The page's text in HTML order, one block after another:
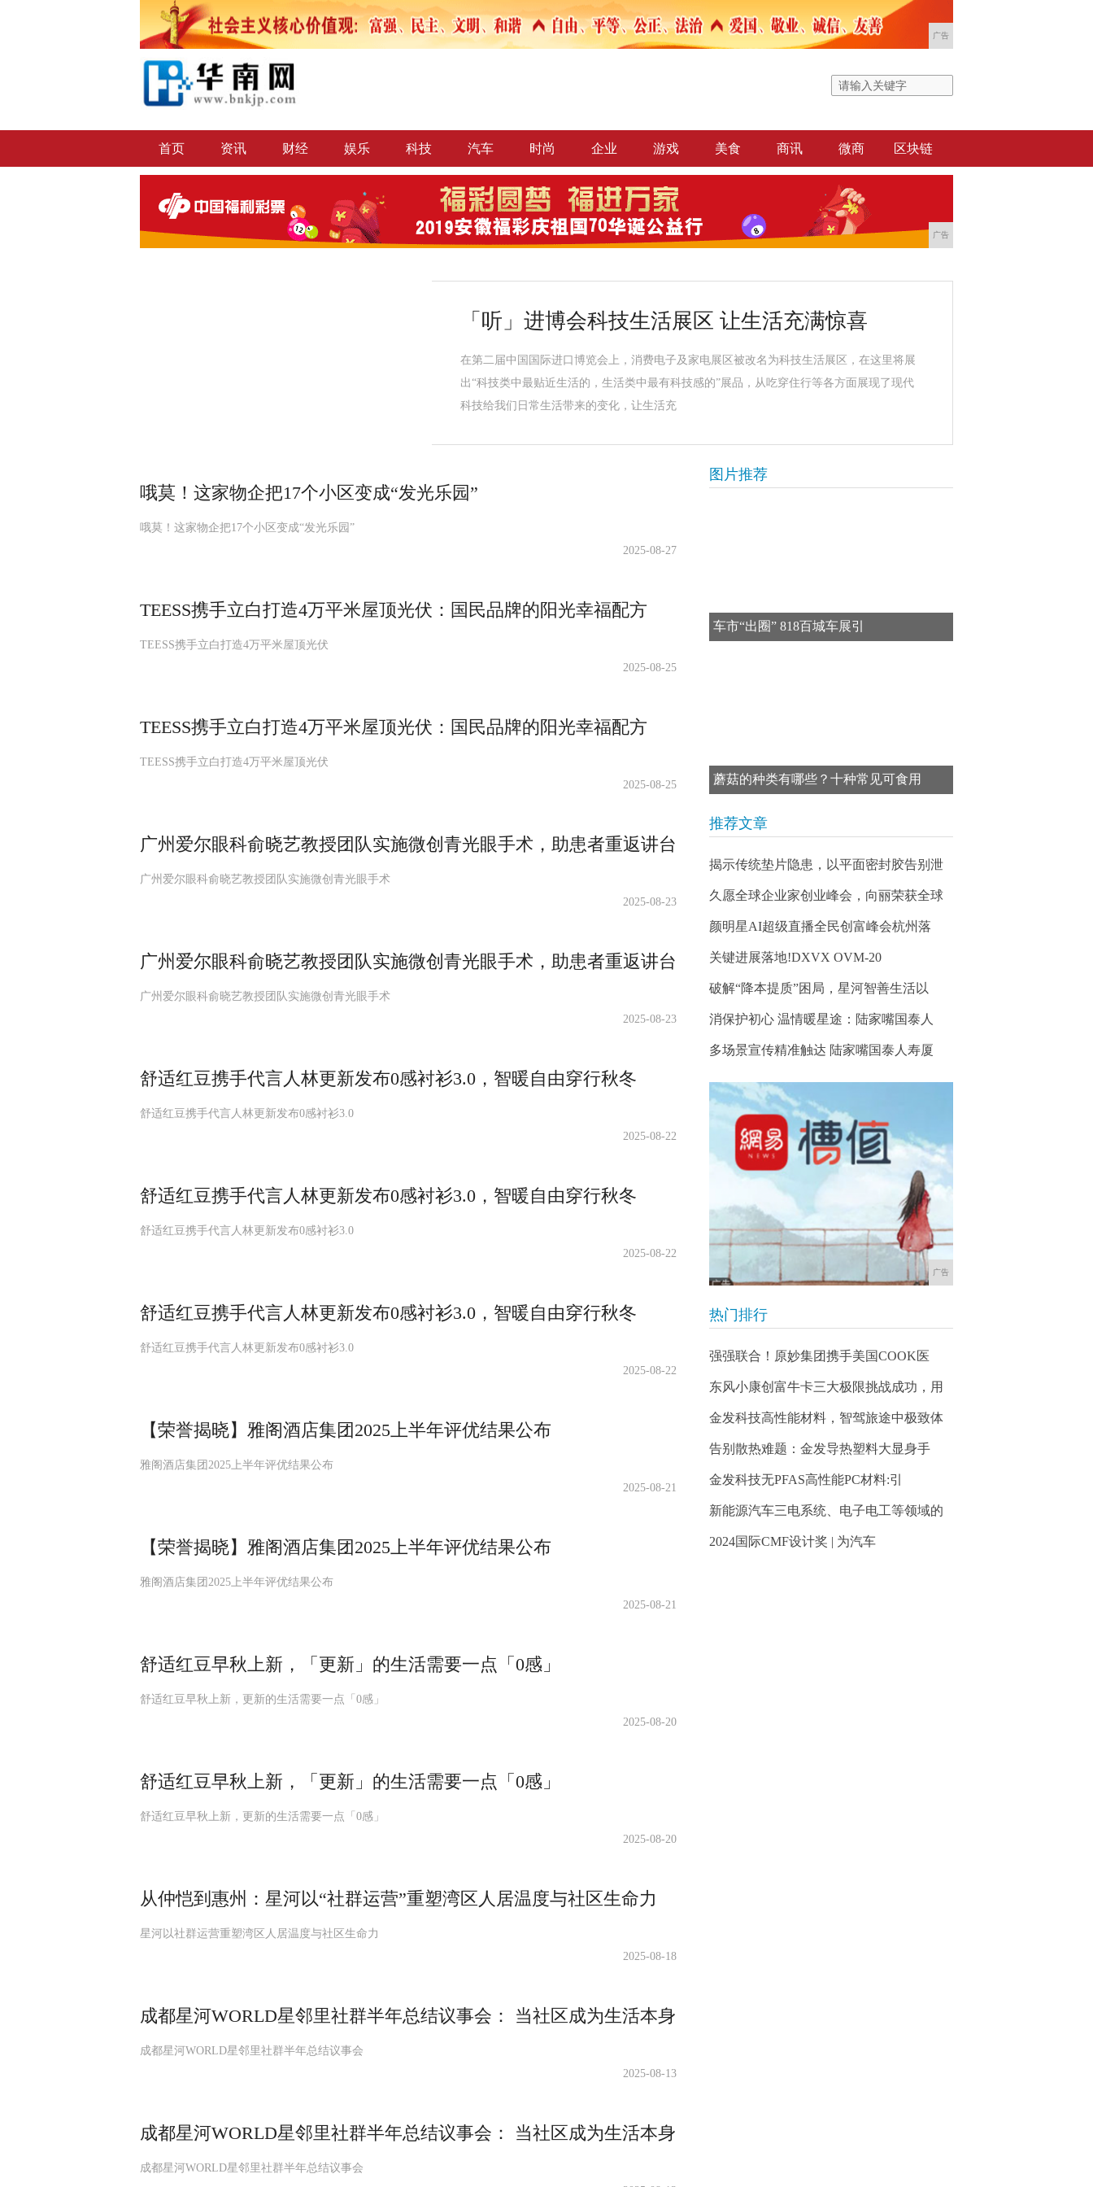
广告
首页 资讯 财经 娱乐 科技 汽车 时尚 企业 游戏 美食 商讯 微商 区块链
广告
「听」进博会科技生活展区 让生活充满惊喜
在第二届中国国际进口博览会上，消费电子及家电展区被改名为科技生活展区，在这里将展
出“科技类中最贴近生活的，生活类中最有科技感的”展品，从吃穿住行等各方面展现了现代
科技给我们日常生活带来的变化，让生活充
哦莫！这家物企把17个小区变成“发光乐园”
哦莫！这家物企把17个小区变成“发光乐园”
2025-08-27
TEESS携手立白打造4万平米屋顶光伏：国民品牌的阳光幸福配方
TEESS携手立白打造4万平米屋顶光伏
2025-08-25
TEESS携手立白打造4万平米屋顶光伏：国民品牌的阳光幸福配方
TEESS携手立白打造4万平米屋顶光伏
2025-08-25
广州爱尔眼科俞晓艺教授团队实施微创青光眼手术，助患者重返讲台
广州爱尔眼科俞晓艺教授团队实施微创青光眼手术
2025-08-23
广州爱尔眼科俞晓艺教授团队实施微创青光眼手术，助患者重返讲台
广州爱尔眼科俞晓艺教授团队实施微创青光眼手术
2025-08-23
舒适红豆携手代言人林更新发布0感衬衫3.0，智暖自由穿行秋冬
舒适红豆携手代言人林更新发布0感衬衫3.0
2025-08-22
舒适红豆携手代言人林更新发布0感衬衫3.0，智暖自由穿行秋冬
舒适红豆携手代言人林更新发布0感衬衫3.0
2025-08-22
舒适红豆携手代言人林更新发布0感衬衫3.0，智暖自由穿行秋冬
舒适红豆携手代言人林更新发布0感衬衫3.0
2025-08-22
【荣誉揭晓】雅阁酒店集团2025上半年评优结果公布
雅阁酒店集团2025上半年评优结果公布
2025-08-21
【荣誉揭晓】雅阁酒店集团2025上半年评优结果公布
雅阁酒店集团2025上半年评优结果公布
2025-08-21
舒适红豆早秋上新，「更新」的生活需要一点「0感」
舒适红豆早秋上新，更新的生活需要一点「0感」
2025-08-20
舒适红豆早秋上新，「更新」的生活需要一点「0感」
舒适红豆早秋上新，更新的生活需要一点「0感」
2025-08-20
从仲恺到惠州：星河以“社群运营”重塑湾区人居温度与社区生命力
星河以社群运营重塑湾区人居温度与社区生命力
2025-08-18
成都星河WORLD星邻里社群半年总结议事会： 当社区成为生活本身
成都星河WORLD星邻里社群半年总结议事会
2025-08-13
成都星河WORLD星邻里社群半年总结议事会： 当社区成为生活本身
成都星河WORLD星邻里社群半年总结议事会
图片推荐
车市“出圈” 818百城车展引
蘑菇的种类有哪些？十种常见可食用
推荐文章
揭示传统垫片隐患，以平面密封胶告别泄
久愿全球企业家创业峰会，向丽荣获全球
颜明星AI超级直播全民创富峰会杭州落
关键进展落地!DXVX OVM-20
破解“降本提质”困局，星河智善生活以
消保护初心 温情暖星途：陆家嘴国泰人
多场景宣传精准触达 陆家嘴国泰人寿厦
广告
热门排行
强强联合！原妙集团携手美国COOK医
东风小康创富牛卡三大极限挑战成功，用
金发科技高性能材料，智驾旅途中极致体
告别散热难题：金发导热塑料大显身手
金发科技无PFAS高性能PC材料:引
新能源汽车三电系统、电子电工等领域的
2024国际CMF设计奖 | 为汽车